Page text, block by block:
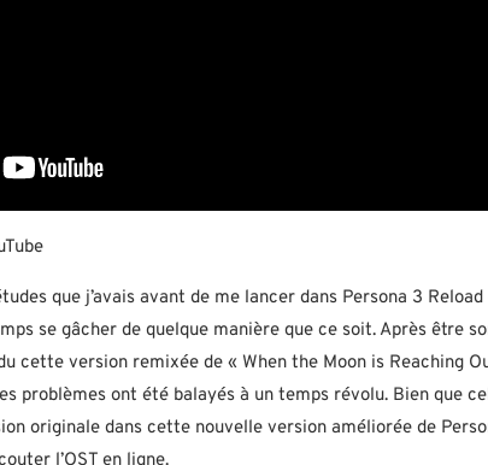
que j’avais avant de me lancer dans Persona 3
se gâcher de quelque manière que ce soit. Après être
cette version remixée de « When the Moon is Reaching
problèmes ont été balayés à un temps révolu. Bien que
originale dans cette nouvelle version améliorée de